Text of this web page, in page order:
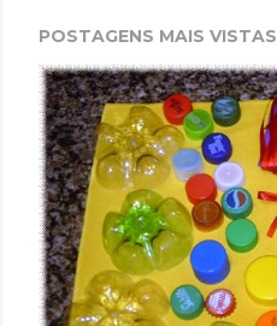
POSTAGENS MAIS VISTAS